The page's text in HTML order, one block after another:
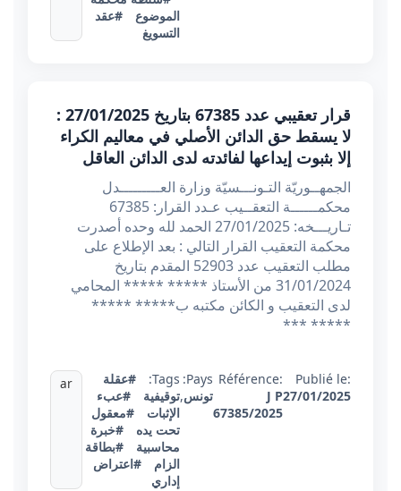
الموضوع
#عقد
التسويغ
قرار تعقيبي عدد 67385 بتاريخ 27/01/2025 :
لا يسقط حق الدائن الأصلي في معاليم الكراء
إلا بثبوت إيداعها لفائدته لدى الدائن العاقل
الجمهــوريّة التـونـــسيّة وزارة العـــــــــدل
محكمــــــة التعقــيب عـدد القرار: 67385
تـاريـــخه: 27/01/2025 الحمد لله وحده أصدرت
محكمة التعقيب القرار التالي : بعد الإطلاع على
مطلب التعقيب عدد 52903 المقدم بتاريخ
31/01/2024 من الأستاذ ***** ***** المحامي
لدى التعقيب و الكائن مكتبه ب***** *****
***** ***
Publié le:
27/01/2025
Référence:
J P
67385/2025
Pays:
تونس,
Tags:
#عقلة
توقيفية
#عبء
الإثبات
#معقول
تحت يده
#خبرة
محاسبية
#بطاقة
الزام
#اعتراض
إداري
ar